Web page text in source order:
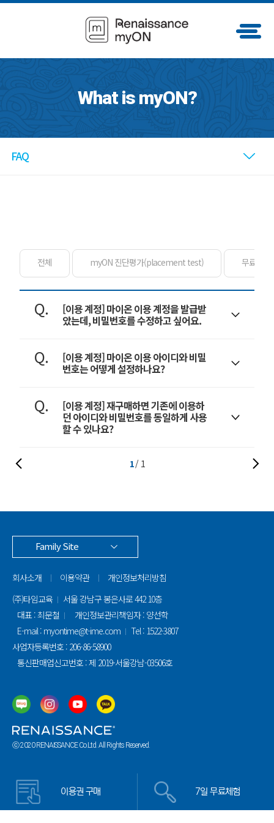
이용권 구매 7일 무료체험
What is myON?
FAQ
전체 myON 진단평가(placement test) 무료체험
[이용 계정] 마이온 이용 계정을 발급받
았는데, 비밀번호를 수정하고 싶어요.
[이용 계정] 마이온 이용 아이디와 비밀
번호는 어떻게 설정하나요?
[이용 계정] 재구매하면 기존에 이용하
던 아이디와 비밀번호를 동일하게 사용
할 수 있나요?
1 1
ⓒ 2020 RENAISSANCE Co.Ltd. All Rights Reserved.
(주)타임교육
서울 강남구 봉은사로 442 10층
대표 : 최문철
개인정보관리책임자 : 양선학
E-mail : myontime@t-ime.com
Tel : 1522-3807
사업자등록번호 : 206-86-58900
통신판매업신고번호 : 제 2019-서울강남-03506호
Family Site
회사소개 이용약관 개인정보처리방침